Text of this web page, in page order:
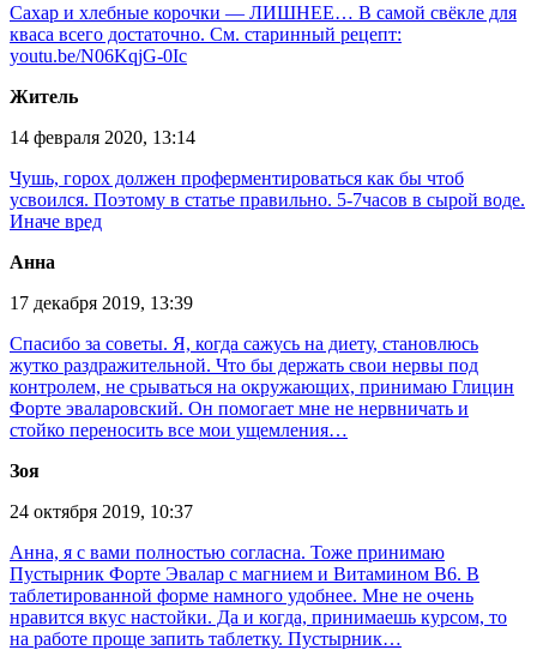
Сахар и хлебные корочки — ЛИШНЕЕ… В самой свёкле для
кваса всего достаточно. См. старинный рецепт:
youtu.be/N06KqjG-0Ic
Житель
14 февраля 2020, 13:14
Чушь, горох должен проферментироваться как бы чтоб
усвоился. Поэтому в статье правильно. 5-7часов в сырой воде.
Иначе вред
Анна
17 декабря 2019, 13:39
Спасибо за советы. Я, когда сажусь на диету, становлюсь
жутко раздражительной. Что бы держать свои нервы под
контролем, не срываться на окружающих, принимаю Глицин
Форте эваларовский. Он помогает мне не нервничать и
стойко переносить все мои ущемления…
Зоя
24 октября 2019, 10:37
Анна, я с вами полностью согласна. Тоже принимаю
Пустырник Форте Эвалар с магнием и Витамином В6. В
таблетированной форме намного удобнее. Мне не очень
нравится вкус настойки. Да и когда, принимаешь курсом, то
на работе проще запить таблетку. Пустырник…